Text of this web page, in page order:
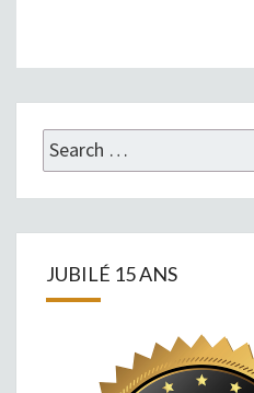
Search
for:
JUBILÉ 15 ANS